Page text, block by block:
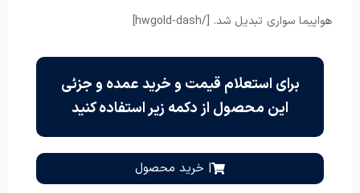
هواپیما سواری تبدیل شد. [/hwgold-dash]
برای استعلام قیمت و خرید عمده و جزئی
این محصول از دکمه زیر استفاده کنید
| خرید محصول